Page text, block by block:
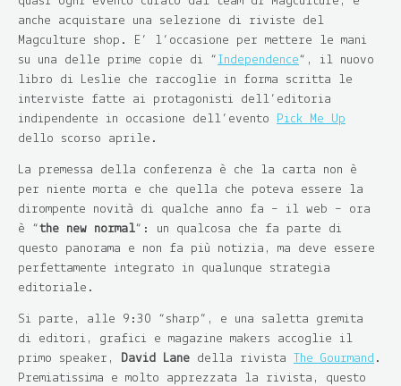
anche acquistare una selezione di riviste del
Magculture shop. E’ l’occasione per mettere le mani
su una delle prime copie di “ Independence“, il nuovo
libro di Leslie che raccoglie in forma scritta le
interviste fatte ai protagonisti dell’editoria
indipendente in occasione dell’evento Pick Me Up
dello scorso aprile.
La premessa della conferenza è che la carta non è
per niente morta e che quella che poteva essere la
dirompente novità di qualche anno fa – il web – ora
è “the new normal“: un qualcosa che fa parte di
questo panorama e non fa più notizia, ma deve essere
perfettamente integrato in qualunque strategia
editoriale.
Si parte, alle 9:30 “sharp”, e una saletta gremita
di editori, grafici e magazine makers accoglie il
primo speaker,
David Lane della rivista The Gourmand .
Premiatissima e molto apprezzata la rivista, questo